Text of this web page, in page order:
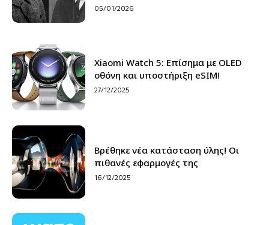
05/01/2026
Xiaomi Watch 5: Επίσημα με OLED
οθόνη και υποστήριξη eSIM!
27/12/2025
Βρέθηκε νέα κατάσταση ύλης! Οι
πιθανές εφαρμογές της
16/12/2025